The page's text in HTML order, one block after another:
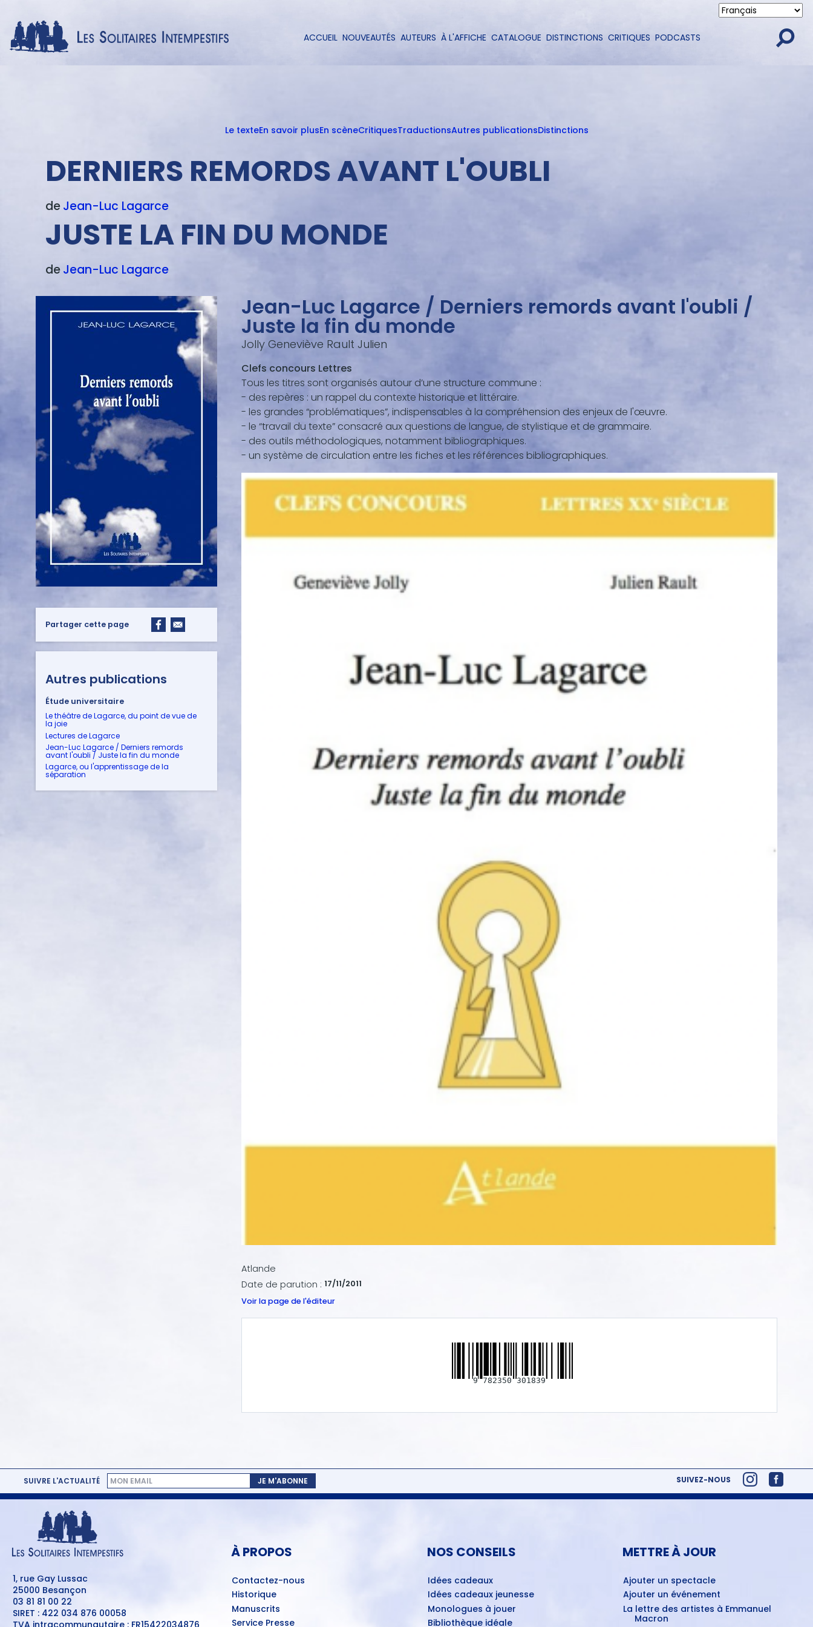
contenu
Navigation
ACCUEIL NOUVEAUTÉS AUTEURS À L'AFFICHE CATALOGUE DISTINCTIONS CRITIQUES PODCASTS
Le texteEn savoir plusEn scèneCritiquesTraductionsAutres publicationsDistinctions
DERNIERS REMORDS AVANT L'OUBLI
deJean-Luc Lagarce
JUSTE LA FIN DU MONDE
deJean-Luc Lagarce
Jean-Luc Lagarce / Derniers remords avant l'oubli /
Juste la fin du monde
Jolly Geneviève Rault Julien
Clefs concours Lettres
Tous les titres sont organisés autour d’une structure commune :
- des repères : un rappel du contexte historique et littéraire.
- les grandes “problématiques”, indispensables à la compréhension des enjeux de l'œuvre.
- le “travail du texte” consacré aux questions de langue, de stylistique et de grammaire.
- des outils méthodologiques, notamment bibliographiques.
- un système de circulation entre les fiches et les références bibliographiques.
Atlande
Date de parution : 17/11/2011
Voir la page de l'éditeur
9 782350 301839
Partager cette page
Autres publications
Étude universitaire
Le théâtre de Lagarce, du point de vue de
la joie
Lectures de Lagarce
Jean-Luc Lagarce / Derniers remords
avant l'oubli / Juste la fin du monde
Lagarce, ou l'apprentissage de la
séparation
SUIVRE L'ACTUALITÉ JE M'ABONNE SUIVEZ-NOUS
1, rue Gay Lussac
25000 Besançon
03 81 81 00 22
SIRET : 422 034 876 00058
À PROPOS
Contactez-nous
Historique
Manuscrits
Service Presse
NOS CONSEILS
Idées cadeaux
Idées cadeaux jeunesse
Monologues à jouer
Bibliothèque idéale
METTRE À JOUR
Ajouter un spectacle
Ajouter un événement
La lettre des artistes à Emmanuel
Macron